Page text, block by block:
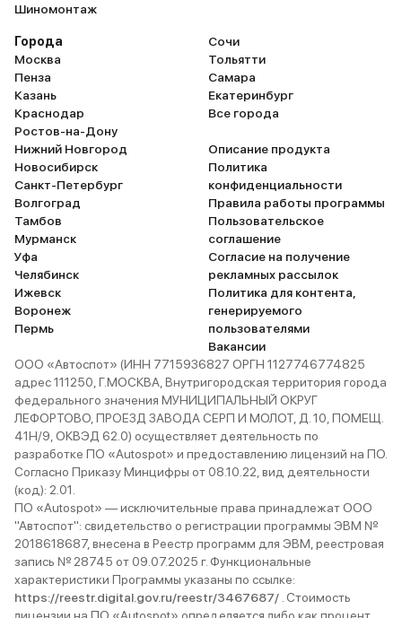
Шиномонтаж
Города
Москва
Пенза
Казань
Краснодар
Ростов-на-Дону
Нижний Новгород
Новосибирск
Санкт-Петербург
Волгоград
Тамбов
Мурманск
Уфа
Челябинск
Ижевск
Воронеж
Пермь
Сочи
Тольятти
Самара
Екатеринбург
Все города
Описание продукта
Политика
конфиденциальности
Правила работы программы
Пользовательское
соглашение
Согласие на получение
рекламных рассылок
Политика для контента,
генерируемого
пользователями
Вакансии
ООО «Автоспот» (ИНН 7715936827 ОРГН 1127746774825
адрес 111250, Г.МОСКВА, Внутригородская территория города
федерального значения МУНИЦИПАЛЬНЫЙ ОКРУГ
ЛЕФОРТОВО, ПРОЕЗД ЗАВОДА СЕРП И МОЛОТ, Д. 10, ПОМЕЩ.
41Н/9, ОКВЭД 62.0) осуществляет деятельность по
разработке ПО «Autospot» и предоставлению лицензий на ПО.
Согласно Приказу Минцифры от 08.10.22, вид деятельности
(код): 2.01.
ПО «Autospot» — исключительные права принадлежат ООО
"Автоспот": свидетельство о регистрации программы ЭВМ №
2018618687, внесена в Реестр программ для ЭВМ, реестровая
запись № 28745 от 09.07.2025 г. Функциональные
характеристики Программы указаны по ссылке:
https://reestr.digital.gov.ru/reestr/3467687/ . Стоимость